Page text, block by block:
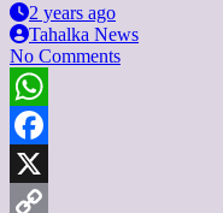
2 years ago
Tahalka News
No Comments
WhatsApp
Facebook
X